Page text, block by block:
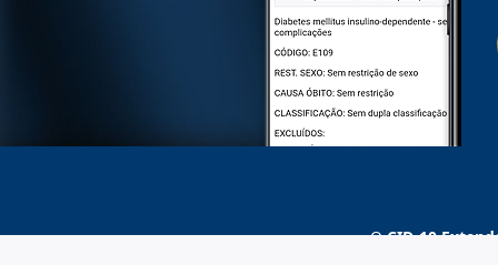
OCID-10